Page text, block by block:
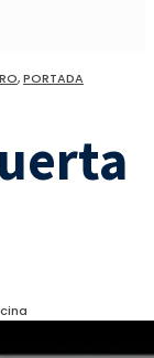
,PORTADA